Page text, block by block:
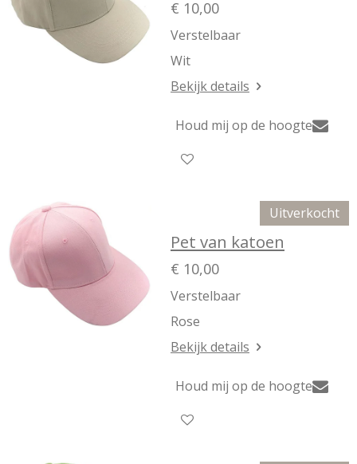
€ 10,00
Verstelbaar
Wit
Bekijk details
Houd mij op de hoogte
Uitverkocht
Pet van katoen
€ 10,00
Verstelbaar
Rose
Bekijk details
Houd mij op de hoogte